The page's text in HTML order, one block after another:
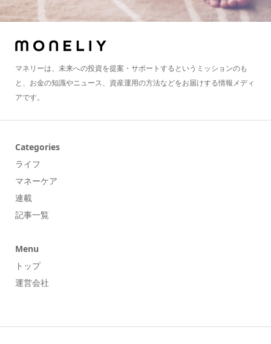
マネリーは、未来への投資を提案・サポートするというミッションのも
と、お金の知識やニュース、資産運用の方法などをお届けする情報メディ
アです。
Categories
ライフ
マネーケア
連載
記事一覧
Menu
トップ
運営会社